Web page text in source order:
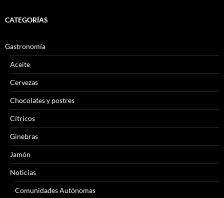
CATEGORÍAS
Gastronomía
Aceite
Cervezas
Chocolates y postres
Cítricos
Ginebras
Jamón
Noticias
Comunidades Autónomas